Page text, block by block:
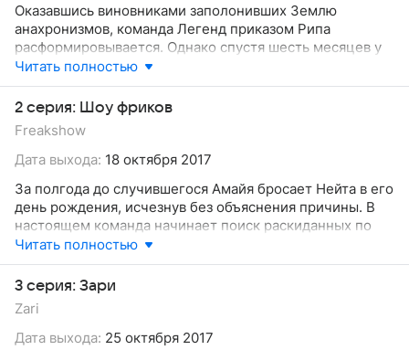
Оказавшись виновниками заполонивших Землю
анахронизмов, команда Легенд приказом Рипа
расформировывается. Однако спустя шесть месяцев у
героев находится причина собраться вновь и доказать
боссу, что они еще чего-то стоят. Причина эта
заключается в том, что Рори обнаруживает на Арубе
самого Юлия Цезаря. Чтобы лично исполнить миссию
по задержанию успевшего сбежать от Мика
полководца, друзьям не хватает важной вещи,
учебный симулятор. Между тем Нейт тяжело
переживает расставание с любимой, а перед Мартином
встает нелегкий выбор — остаться в команде или
наслаждаться жизнью обычного человека.
Читать полностью
2 серия: Шоу фриков
Freakshow
Дата выхода: 18 октября 2017
За полгода до случившегося Амайя бросает Нейта в его
день рождения, исчезнув без объяснения причины. В
настоящем команда начинает поиск раскиданных по
времени анахронизмов, надеясь справиться с ними при
помощи разработанного Рэем изобретения. Попытки
Легенд захватить и нейтрализовать самый простой
анахронизм оканчиваются неудачей, что заставляет
Сару призвать на помощь Амайю, однако её
возвращение не лучшим образом влияет на Нейта. Его
Читать полностью
3 серия: Зари
Zari
Дата выхода: 25 октября 2017